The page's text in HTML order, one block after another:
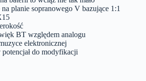
planie sopranowego V bazujące 1:1
BT względem analogu
elektronicznej
do modyfikacji